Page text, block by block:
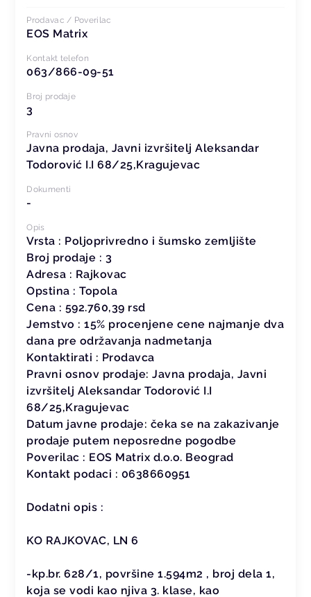
Prodavac / Poverilac
EOS Matrix
Kontakt telefon
063/866-09-51
Broj prodaje
3
Pravni osnov
Javna prodaja, Javni izvršitelj Aleksandar
Todorović I.I 68/25,Kragujevac
Dokumenti
-
Opis
Vrsta : Poljoprivredno i šumsko zemljište
Broj prodaje : 3
Adresa : Rajkovac
Opstina : Topola
Cena : 592.760,39 rsd
Jemstvo : 15% procenjene cene najmanje dva
dana pre održavanja nadmetanja
Kontaktirati : Prodavca
Pravni osnov prodaje: Javna prodaja, Javni
izvršitelj Aleksandar Todorović I.I
68/25,Kragujevac
Datum javne prodaje: čeka se na zakazivanje
prodaje putem neposredne pogodbe
Poverilac : EOS Matrix d.o.o. Beograd
Kontakt podaci : 0638660951
Dodatni opis :
KO RAJKOVAC, LN 6
-kp.br. 628/1, površine 1.594m2 , broj dela 1,
koja se vodi kao njiva 3. klase, kao